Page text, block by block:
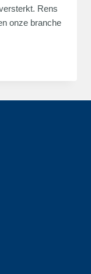
Rens
onze branche